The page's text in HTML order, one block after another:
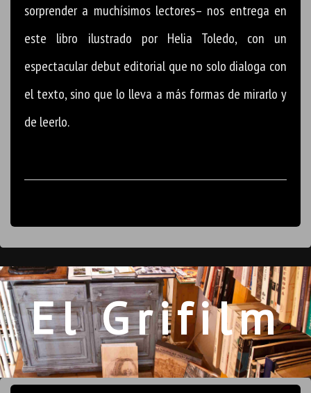
sorprender a muchísimos lectores– nos entrega en
este libro ilustrado por Helia Toledo, con un
espectacular debut editorial que no solo dialoga con
el texto, sino que lo lleva a más formas de mirarlo y
de leerlo.
El Grifilm